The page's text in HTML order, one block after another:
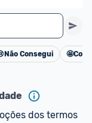
Cancelar
Não Consegui 🤩
dos termos